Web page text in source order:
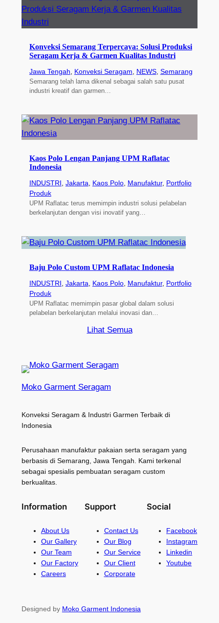
Konveksi Semarang Terpercaya: Solusi Produksi
Seragam Kerja & Garmen Kualitas Industri
Jawa Tengah Konveksi Seragam NEWS, Semarang
Semarang telah lama dikenal sebagai salah satu pusat
industri kreatif dan garmen…
Kaos Polo Lengan Panjang UPM Raflatac
Indonesia
INDUSTRI Jakarta Kaos Polo, Manufaktur, Portfolio
Produk
UPM Raflatac terus memimpin industri solusi pelabelan
berkelanjutan dengan visi inovatif yang…
Baju Polo Custom UPM Raflatac Indonesia
INDUSTRI Jakarta Kaos Polo, Manufaktur, Portfolio
Produk
UPM Raflatac memimpin pasar global dalam solusi
pelabelan berkelanjutan melalui inovasi dan…
Lihat Semua
Moko Garment Seragam
Konveksi Seragam & Industri Garmen Terbaik di
Indonesia
Perusahaan manufaktur pakaian serta seragam yang
berbasis di Semarang, Jawa Tengah. Kami terkenal
sebagai spesialis pembuatan seragam custom
berkualitas.
Information
About Us
Our Gallery
Our Team
Our Factory
Careers
Support
Contact Us
Our Blog
Our Service
Our Client
Corporate
Social
Facebook
Instagram
Linkedin
Youtube
Designed by Moko Garment Indonesia